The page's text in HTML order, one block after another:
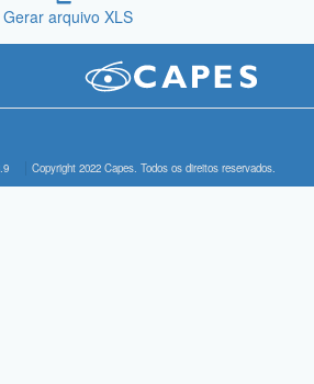
Gerar arquivo XLS
Copyright 2022 Capes. Todos os direitos reservados.